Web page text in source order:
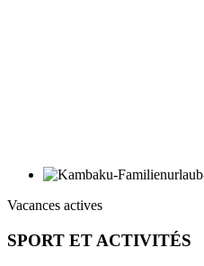
Vacances actives
SPORT ET ACTIVITÉS